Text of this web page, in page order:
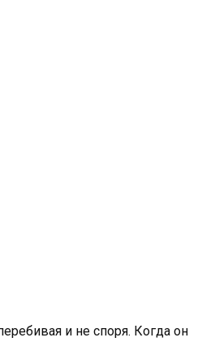
и не споря. Когда он